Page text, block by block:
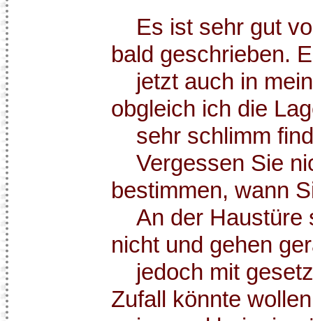
Es ist sehr gut
bald geschrieben.
jetzt auch in
obgleich ich die
sehr schlimm
Vergessen Sie
bestimmen, wann
An der Haustüre
nicht und gehen
jedoch mit
Zufall könnte